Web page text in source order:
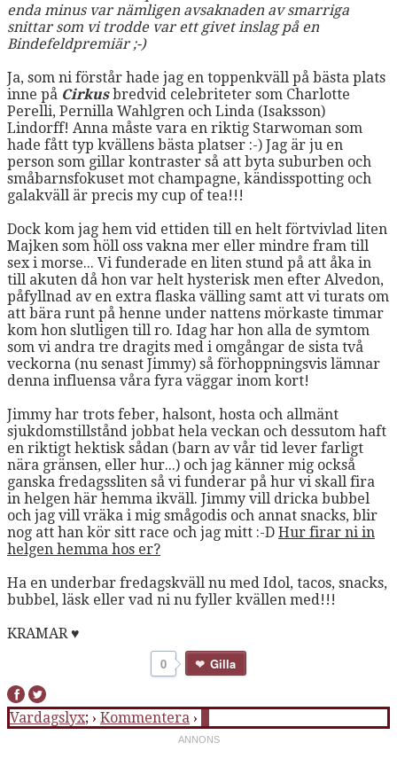
enda minus var nämligen avsaknaden av smarriga
snittar som vi trodde var ett givet inslag på en
Bindefeldpremiär ;-)
Ja, som ni förstår hade jag en toppenkväll på bästa plats
inne på Cirkusbredvid celebriteter som Charlotte
Perelli, Pernilla Wahlgren och Linda (Isaksson)
Lindorff! Anna måste vara en riktig Starwoman som
hade fått typ kvällens bästa platser :-) Jag är ju en
person som gillar kontraster så att byta suburben och
småbarnsfokuset mot champagne, kändisspotting och
galakväll är precis my cup of tea!!!
Dock kom jag hem vid ettiden till en helt förtvivlad liten
Majken som höll oss vakna mer eller mindre fram till
sex i morse... Vi funderade en liten stund på att åka in
till akuten då hon var helt hysterisk men efter Alvedon,
påfyllnad av en extra flaska välling samt att vi turats om
att bära runt på henne under nattens mörkaste timmar
kom hon slutligen till ro. Idag har hon alla de symtom
som vi andra tre dragits med i omgångar de sista två
veckorna (nu senast Jimmy) så förhoppningsvis lämnar
denna influensa våra fyra väggar inom kort!
Jimmy har trots feber, halsont, hosta och allmänt
sjukdomstillstånd jobbat hela veckan och dessutom haft
en riktigt hektisk sådan (barn av vår tid lever farligt
nära gränsen, eller hur...) och jag känner mig också
ganska fredagssliten så vi funderar på hur vi skall fira
in helgen här hemma ikväll. Jimmy vill dricka bubbel
och jag vill vräka i mig smågodis och annat snacks, blir
nog att han kör sitt race och jag mitt :-D Hur firar ni in
helgen hemma hos er?
Ha en underbar fredagskväll nu med Idol, tacos, snacks,
bubbel, läsk eller vad ni nu fyller kvällen med!!!
KRAMAR ♥
0
Gilla
Vardagslyx; › Kommentera ›